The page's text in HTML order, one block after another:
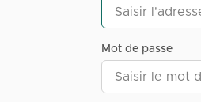
Mot de passe